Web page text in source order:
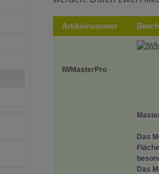
Artikelnummer
IWMasterPro
Das
Das